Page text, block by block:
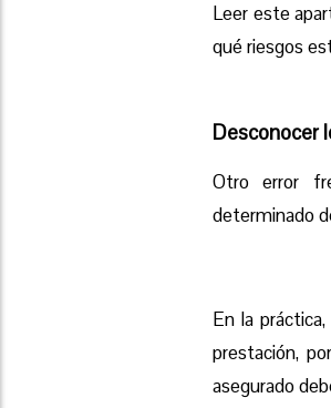
Leer este
qué riesgos
Desconocer
Otro error
determinado
En la
prestación,
asegurado